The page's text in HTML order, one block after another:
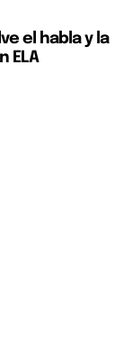
el habla y la
ELA